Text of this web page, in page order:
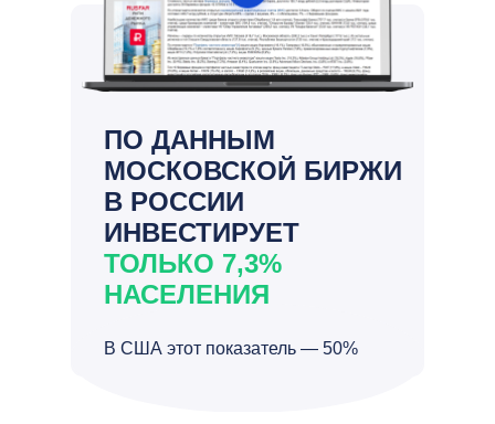
В США этот показатель — 50%
ПО ДАННЫМ
МОСКОВСКОЙ БИРЖИ
В РОССИИ
ИНВЕСТИРУЕТ
ТОЛЬКО 7,3%
НАСЕЛЕНИЯ